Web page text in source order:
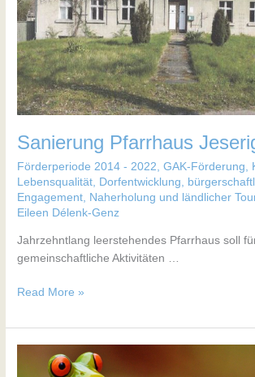
Sanierung Pfarrhaus
Förderperiode 2014 - 2022 ,GAK-Förderung
Lebensqualität, Dorfentwicklung,
Engagement
Naherholung und ländlicher
Eileen Délenk-Genz
Jahrzehntlang leerstehendes Pfarrhaus soll
gemeinschaftliche Aktivitäten …
Read More »